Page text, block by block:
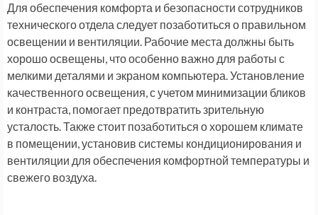
Для обеспечения комфорта и безопасности сотрудников
технического отдела следует позаботиться о правильном
освещении и вентиляции. Рабочие места должны быть
хорошо освещены, что особенно важно для работы с
мелкими деталями и экраном компьютера. Установление
качественного освещения, с учетом минимизации бликов
и контраста, помогает предотвратить зрительную
усталость. Также стоит позаботиться о хорошем климате
в помещении, установив системы кондиционирования и
вентиляции для обеспечения комфортной температуры и
свежего воздуха.